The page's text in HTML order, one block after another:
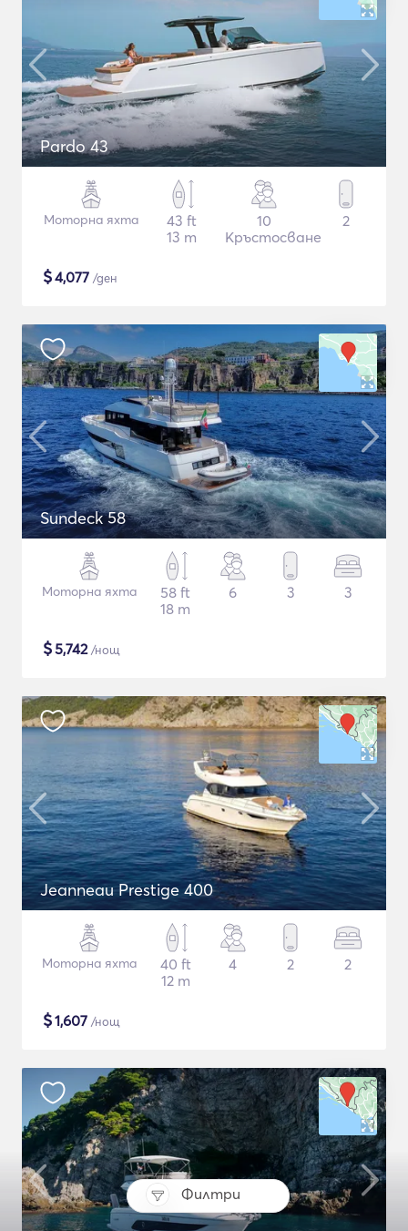
Филтри
Pardo 43
Моторна яхта
43 ft
13 m
10
Кръстосване
2
$4,077 /ден
Sundeck 58
Моторна яхта
58 ft
18 m
6 3 3
$5,742/нощ
Jeanneau Prestige 400
Моторна яхта
40 ft
12 m
4 2 2
$1,607 /нощ